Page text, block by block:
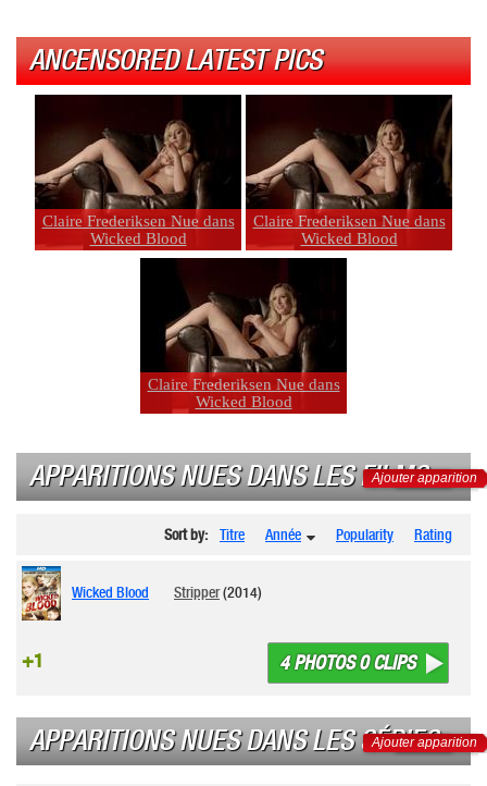
ANCENSORED LATEST PICS
Claire Frederiksen Nue dans
Wicked Blood
Claire Frederiksen Nue dans
Wicked Blood
Claire Frederiksen Nue dans
Wicked Blood
APPARITIONS NUES DANS LES FILMS
Ajouter apparition
Sort by: Titre Année Popularity Rating
Wicked Blood Stripper(2014)
4 PHOTOS 0 CLIPS
+1
APPARITIONS NUES DANS LES SÉRIES
Ajouter apparition